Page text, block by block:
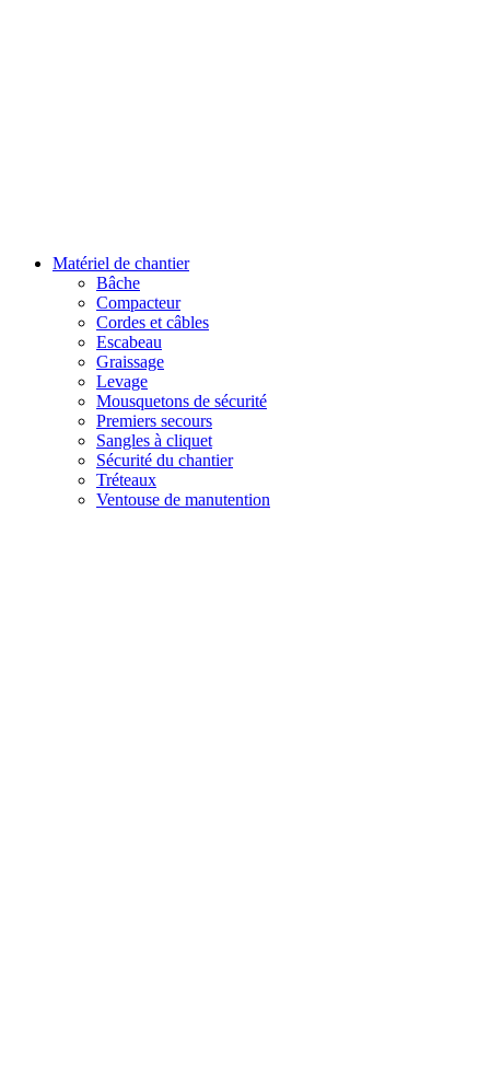
Matériel de chantier
Bâche
Compacteur
Cordes et câbles
Escabeau
Graissage
Levage
Mousquetons de sécurité
Premiers secours
Sangles à cliquet
Sécurité du chantier
Tréteaux
Ventouse de manutention